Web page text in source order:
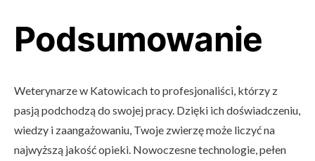
Podsumowanie
Weterynarze w Katowicach to profesjonaliści, którzy z
pasją podchodzą do swojej pracy. Dzięki ich doświadczeniu,
wiedzy i zaangażowaniu, Twoje zwierzę może liczyć na
najwyższą jakość opieki. Nowoczesne technologie, pełen